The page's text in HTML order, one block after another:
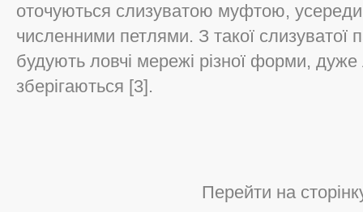
оточуються слизуватою муфтою,
численними петлями. З такої слизуватої
будують ловчі мережі різної форми,
зберігаються [3].
Перейти на